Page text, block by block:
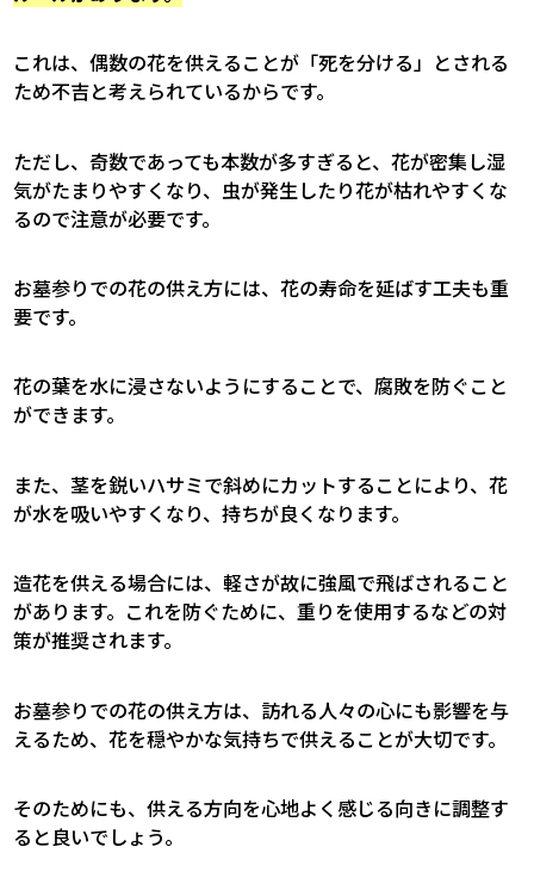
これは、偶数の花を供えることが「死を分ける」とされる
ため不吉と考えられているからです。
ただし、奇数であっても本数が多すぎると、花が密集し湿
気がたまりやすくなり、虫が発生したり花が枯れやすくな
るので注意が必要です。
お墓参りでの花の供え方には、花の寿命を延ばす工夫も重
要です。
花の葉を水に浸さないようにすることで、腐敗を防ぐこと
ができます。
また、茎を鋭いハサミで斜めにカットすることにより、花
が水を吸いやすくなり、持ちが良くなります。
造花を供える場合には、軽さが故に強風で飛ばされること
があります。これを防ぐために、重りを使用するなどの対
策が推奨されます。
お墓参りでの花の供え方は、訪れる人々の心にも影響を与
えるため、花を穏やかな気持ちで供えることが大切です。
そのためにも、供える方向を心地よく感じる向きに調整す
ると良いでしょう。